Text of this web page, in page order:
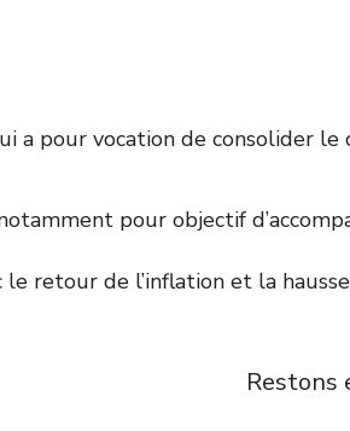
pour vocation de consolider le
pour objectif
retour de l’inflation et la
Restons